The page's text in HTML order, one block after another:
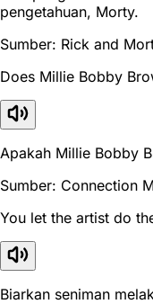
pengetahuan, Morty.
Sumber: Rick and
Does Millie Bobby
Apakah Millie Bobby
Sumber: Connection
You let the artist do
Biarkan seniman